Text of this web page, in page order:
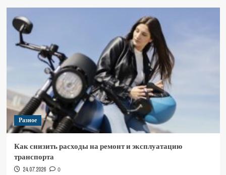
Разное
Как снизить расходы на ремонт и эксплуатацию
транспорта
24.07.2026 0